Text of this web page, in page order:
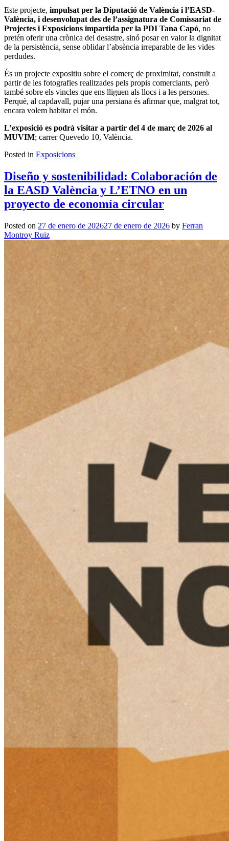
Este projecte, impulsat per la Diputació de València i l’EASD-
València, i desenvolupat des de l’assignatura de Comissariat de
Projectes i Exposicions impartida per la PDI Tana Capó, no
pretén oferir una crònica del desastre, sinó posar en valor la dignitat
de la persistència, sense oblidar l’absència irreparable de les vides
perdudes.
És un projecte expositiu sobre el comerç de proximitat, construït a
partir de les fotografies realitzades pels propis comerciants, però
també sobre els vincles que ens lliguen als llocs i a les persones.
Perquè, al capdavall, pujar una persiana és afirmar que, malgrat tot,
encara volem habitar el món.
L’exposició es podrà visitar a partir del 4 de març de 2026 al
MUVIM; carrer Quevedo 10, València.
Posted in Exposicions
Diseño y sostenibilidad: Colaboración de
la EASD València y L’ETNO en un
proyecto de economía circular
Posted on 27 de enero de 202627 de enero de 2026 by Ferran
Montroy Ruiz